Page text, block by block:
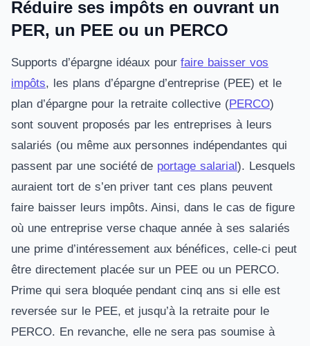
Réduire ses impôts en ouvrant un
PER, un PEE ou un PERCO
Supports d’épargne idéaux pourfaire baisser vos
impôts, les plans d’épargne d’entreprise (PEE) et le
plan d’épargne pour la retraite collective (PERCO)
sont souvent proposés par les entreprises à leurs
salariés (ou même aux personnes indépendantes qui
passent par une société de portage salarial). Lesquels
auraient tort de s’en priver tant ces plans peuvent
faire baisser leurs impôts. Ainsi, dans le cas de figure
où une entreprise verse chaque année à ses salariés
une prime d’intéressement aux bénéfices, celle-ci peut
être directement placée sur un PEE ou un PERCO.
Prime qui sera bloquée pendant cinq ans si elle est
reversée sur le PEE, et jusqu’à la retraite pour le
PERCO. En revanche, elle ne sera pas soumise à